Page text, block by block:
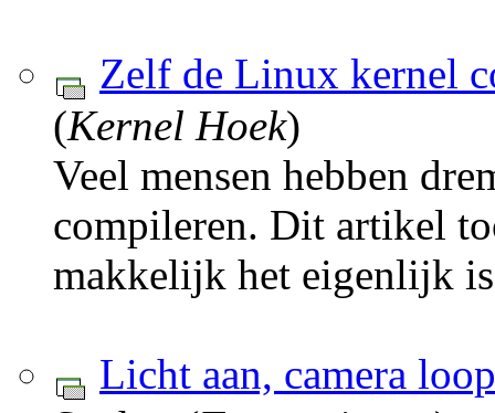
Zelf de Linux kernel
(Kernel Hoek)
Veel mensen hebben
compileren. Dit artikel
makkelijk het eigenlijk
Licht aan, camera